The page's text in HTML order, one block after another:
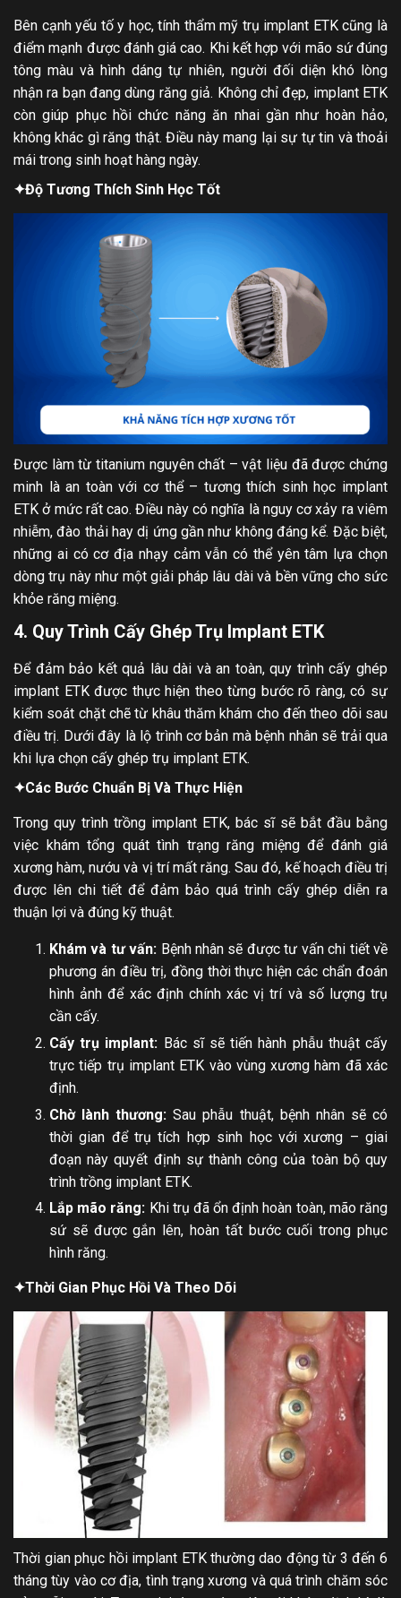
Bên cạnh yếu tố y học, tính thẩm mỹ trụ implant ETK cũng là
điểm mạnh được đánh giá cao. Khi kết hợp với mão sứ đúng
tông màu và hình dáng tự nhiên, người đối diện khó lòng
nhận ra bạn đang dùng răng giả. Không chỉ đẹp, implant ETK
còn giúp phục hồi chức năng ăn nhai gần như hoàn hảo,
không khác gì răng thật. Điều này mang lại sự tự tin và thoải
mái trong sinh hoạt hàng ngày.
✦Độ Tương Thích Sinh Học Tốt
Được làm từ titanium nguyên chất – vật liệu đã được chứng
minh là an toàn với cơ thể – tương thích sinh học implant
ETK ở mức rất cao. Điều này có nghĩa là nguy cơ xảy ra viêm
nhiễm, đào thải hay dị ứng gần như không đáng kể. Đặc biệt,
những ai có cơ địa nhạy cảm vẫn có thể yên tâm lựa chọn
dòng trụ này như một giải pháp lâu dài và bền vững cho sức
khỏe răng miệng.
4. Quy Trình Cấy Ghép Trụ Implant ETK
Để đảm bảo kết quả lâu dài và an toàn, quy trình cấy ghép
implant ETK được thực hiện theo từng bước rõ ràng, có sự
kiểm soát chặt chẽ từ khâu thăm khám cho đến theo dõi sau
điều trị. Dưới đây là lộ trình cơ bản mà bệnh nhân sẽ trải qua
khi lựa chọn cấy ghép trụ implant ETK.
✦Các Bước Chuẩn Bị Và Thực Hiện
Trong quy trình trồng implant ETK, bác sĩ sẽ bắt đầu bằng
việc khám tổng quát tình trạng răng miệng để đánh giá
xương hàm, nướu và vị trí mất răng. Sau đó, kế hoạch điều trị
được lên chi tiết để đảm bảo quá trình cấy ghép diễn ra
thuận lợi và đúng kỹ thuật.
Khám và tư vấn: Bệnh nhân sẽ được tư vấn chi tiết về
phương án điều trị, đồng thời thực hiện các chẩn đoán
hình ảnh để xác định chính xác vị trí và số lượng trụ
cần cấy.
Cấy trụ implant: Bác sĩ sẽ tiến hành phẫu thuật cấy
trực tiếp trụ implant ETK vào vùng xương hàm đã xác
định.
Chờ lành thương: Sau phẫu thuật, bệnh nhân sẽ có
thời gian để trụ tích hợp sinh học với xương – giai
đoạn này quyết định sự thành công của toàn bộ quy
trình trồng implant ETK.
Lắp mão răng: Khi trụ đã ổn định hoàn toàn, mão răng
sứ sẽ được gắn lên, hoàn tất bước cuối trong phục
hình răng.
✦Thời Gian Phục Hồi Và Theo Dõi
Thời gian phục hồi implant ETK thường dao động từ 3 đến 6
tháng tùy vào cơ địa, tình trạng xương và quá trình chăm sóc